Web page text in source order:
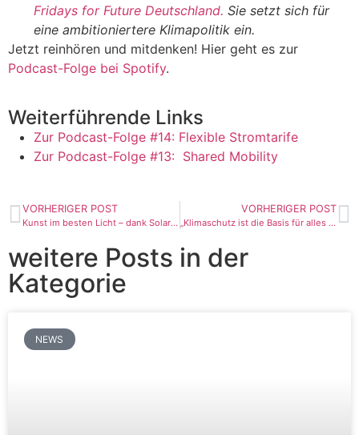
Fridays for Future Deutschland. Sie setzt sich für
eine ambitioniertere Klimapolitik ein.
Jetzt reinhören und mitdenken! Hier geht es zur
Podcast-Folge bei Spotify.
Weiterführende Links
Zur Podcast-Folge #14: Flexible Stromtarife
Zur Podcast-Folge #13: Shared Mobility
VORHERIGER POST
Kunst im besten Licht – dank Solaranlage
VORHERIGER POST
„Klimaschutz ist die Basis für alles auf diesem Planeten und deshalb keine Frage von Parteipolitik“
weitere Posts in der
Kategorie
NEWS